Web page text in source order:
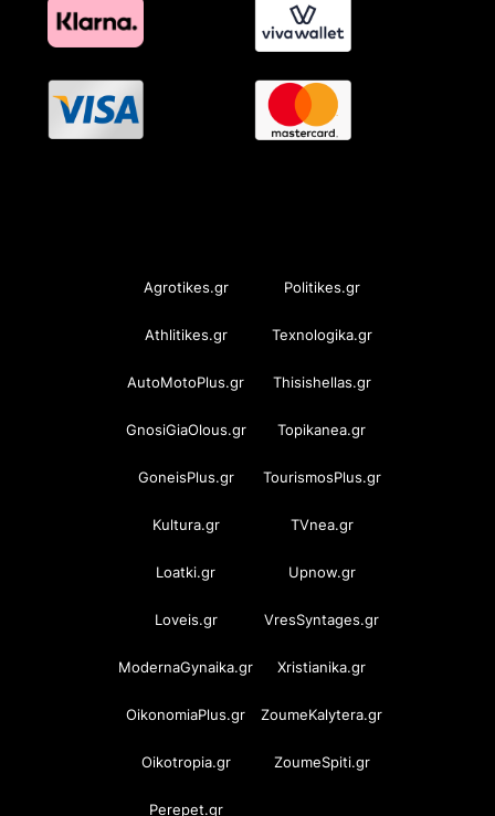
Agrotikes.gr Politikes.gr
Athlitikes.gr Texnologika.gr
AutoMotoPlus.gr Thisishellas.gr
GnosiGiaOlous.gr Topikanea.gr
GoneisPlus.gr TourismosPlus.gr
Kultura.gr TVnea.gr
Loatki.gr Upnow.gr
Loveis.gr VresSyntages.gr
ModernaGynaika.gr Xristianika.gr
OikonomiaPlus.gr ZoumeKalytera.gr
Oikotropia.gr ZoumeSpiti.gr
Perepet.gr